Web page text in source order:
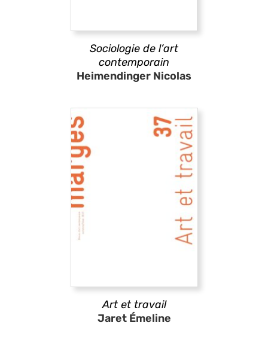
Sociologie de l’art
contemporain
Heimendinger Nicolas
Art et travail
Jaret Émeline